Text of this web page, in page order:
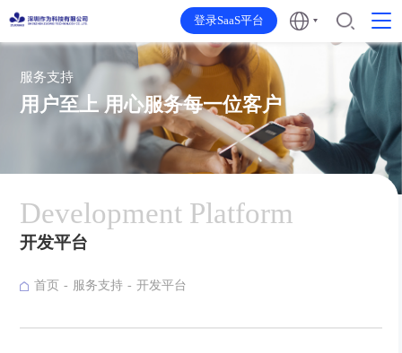
登录SaaS平台
服务支持
用户至上 用心服务每一位客户
Development Platform
开发平台
首页 服务支持 开发平台